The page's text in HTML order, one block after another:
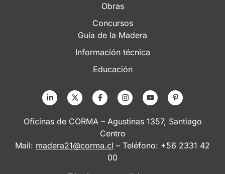
Obras
Concursos
Guía de la Madera
Información técnica
Educación
Oficinas de CORMA – Agustinas 1357, Santiago
Centro
Mail: madera21@corma.cl – Teléfono: +56 2331 42
00